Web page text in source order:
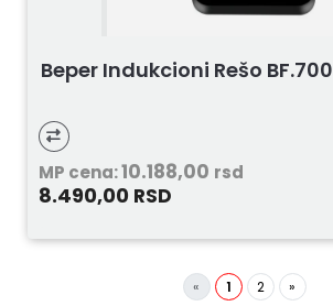
Beper Indukcioni Rešo BF.700
MP cena:10.188,00 rsd
8.490,00 RSD
« 1 2 »